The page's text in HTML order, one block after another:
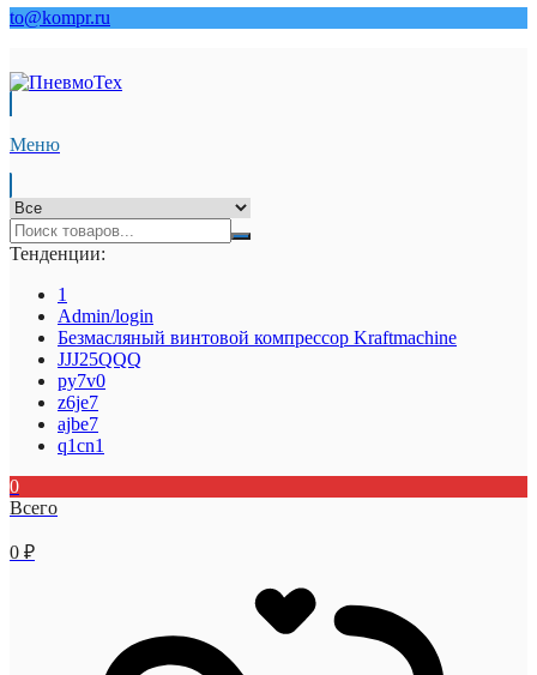
to@kompr.ru
Меню
Тенденции:
1
Admin/login
Безмасляный винтовой компрессор Kraftmaсhine
JJJ25QQQ
py7v0
z6je7
ajbe7
q1cn1
0
Всего
0 ₽